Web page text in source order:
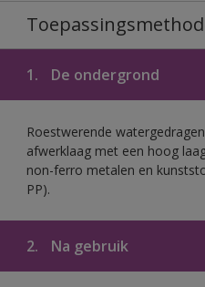
1. De ondergrond
Roestwerende
afwerklaag met een hoog
non-ferro metalen en
PP).
2. Na gebruik